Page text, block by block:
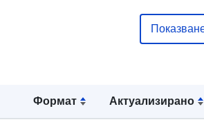
Формат Актуализирано